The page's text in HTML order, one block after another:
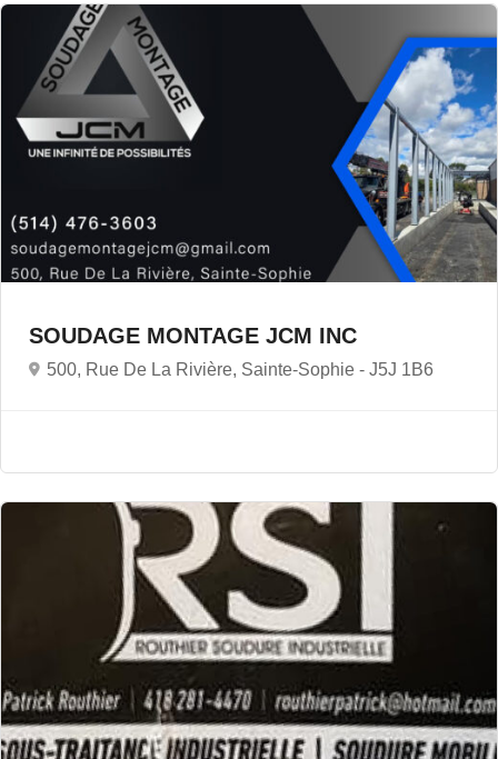
SOUDAGE MONTAGE JCM INC
500, Rue De La Rivière, Sainte-Sophie - J5J 1B6